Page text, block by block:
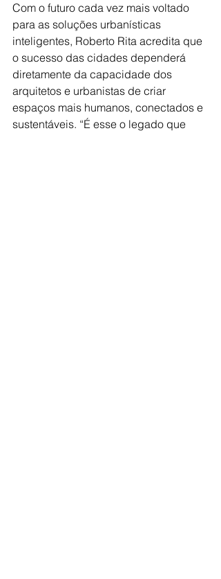
Com o futuro cada vez mais voltado
para as soluções urbanísticas
inteligentes, Roberto Rita acredita que
o sucesso das cidades dependerá
diretamente da capacidade dos
arquitetos e urbanistas de criar
espaços mais humanos, conectados e
sustentáveis. “É esse o legado que